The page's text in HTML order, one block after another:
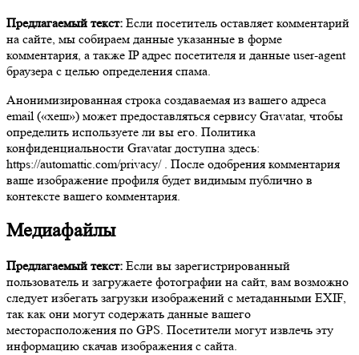
Предлагаемый текст: Если посетитель оставляет комментарий
на сайте, мы собираем данные указанные в форме
комментария, а также IP адрес посетителя и данные user-agent
браузера с целью определения спама.
Анонимизированная строка создаваемая из вашего адреса
email («хеш») может предоставляться сервису Gravatar, чтобы
определить используете ли вы его. Политика
конфиденциальности Gravatar доступна здесь:
https://automattic.com/privacy/ . После одобрения комментария
ваше изображение профиля будет видимым публично в
контексте вашего комментария.
Медиафайлы
Предлагаемый текст: Если вы зарегистрированный
пользователь и загружаете фотографии на сайт, вам возможно
следует избегать загрузки изображений с метаданными EXIF,
так как они могут содержать данные вашего
месторасположения по GPS. Посетители могут извлечь эту
информацию скачав изображения с сайта.